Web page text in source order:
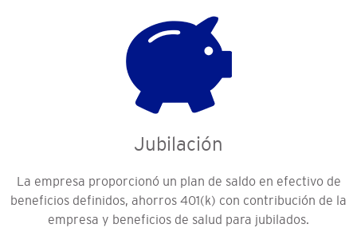
Jubilación
La empresa proporcionó un plan de saldo en efectivo de
beneficios definidos, ahorros 401(k) con contribución de la
empresa y beneficios de salud para jubilados.